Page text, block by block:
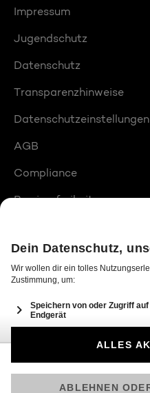
Impressum
Jugendschutz
Datenschutz
Transparenzhinweise
Datenschutzeinstellungen
AGB
Compliance
Barrierefreiheit